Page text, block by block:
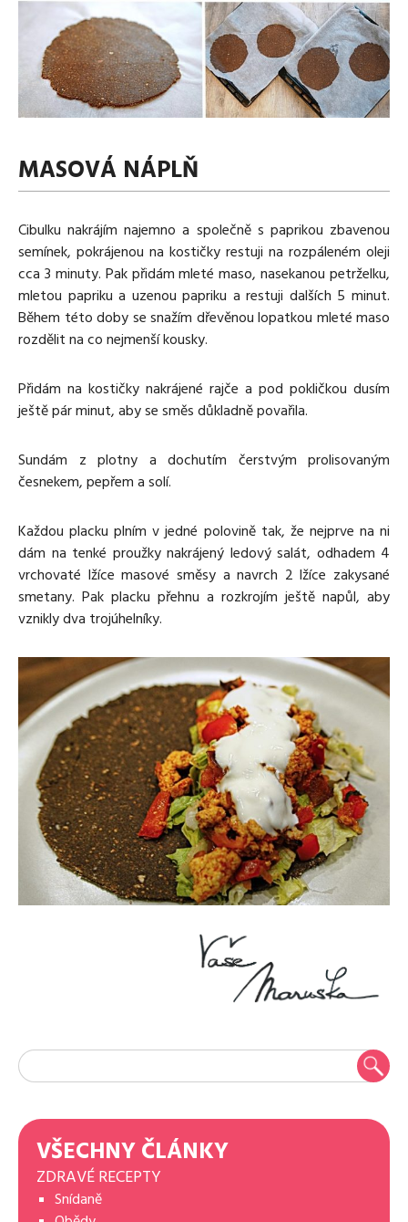
MASOVÁ NÁPLŇ
Cibulku nakrájím najemno a společně s paprikou zbavenou
semínek, pokrájenou na kostičky restuji na rozpáleném oleji
cca 3 minuty. Pak přidám mleté maso, nasekanou petrželku,
mletou papriku a uzenou papriku a restuji dalších 5 minut.
Během této doby se snažím dřevěnou lopatkou mleté maso
rozdělit na co nejmenší kousky.
Přidám na kostičky nakrájené rajče a pod pokličkou dusím
ještě pár minut, aby se směs důkladně povařila.
Sundám z plotny a dochutím čerstvým prolisovaným
česnekem, pepřem a solí.
Každou placku plním v jedné polovině tak, že nejprve na ni
dám na tenké proužky nakrájený ledový salát, odhadem 4
vrchovaté lžíce masové směsy a navrch 2 lžíce zakysané
smetany. Pak placku přehnu a rozkrojím ještě napůl, aby
vznikly dva trojúhelníky.
VŠECHNY ČLÁNKY
ZDRAVÉ RECEPTY
Snídaně